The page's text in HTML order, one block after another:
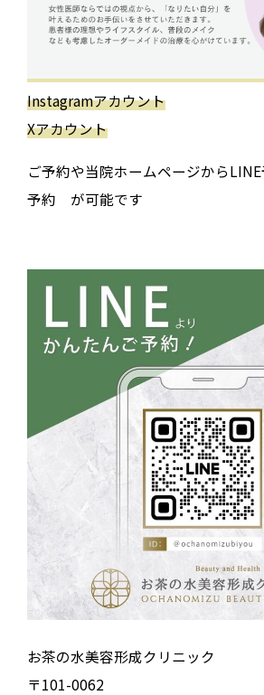
Instagramアカウント
Xアカウント
ご予約や当院ホームページから
予約 が可能です
お茶の水美容形成クリニック
〒101-0062